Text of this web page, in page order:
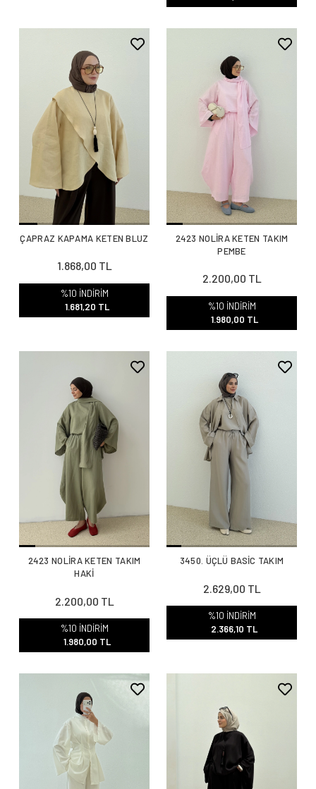
ÇAPRAZ KAPAMA KETEN BLUZ
1.868,00 TL
%10 İNDİRİM
1.681,20 TL
2423 NOLİRA KETEN TAKIM
PEMBE
2.200,00 TL
%10 İNDİRİM
1.980,00 TL
2423 NOLİRA KETEN TAKIM
HAKİ
2.200,00 TL
%10 İNDİRİM
1.980,00 TL
3450. ÜÇLÜ BASİC TAKIM
2.629,00 TL
%10 İNDİRİM
2.366,10 TL